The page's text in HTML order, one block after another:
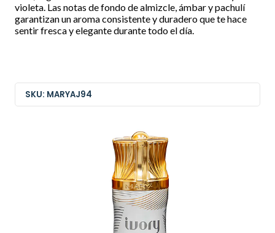
violeta. Las notas de fondo de almizcle, ámbar y pachulí
garantizan un aroma consistente y duradero que te hace
sentir fresca y elegante durante todo el día.
SKU: MARYAJ94